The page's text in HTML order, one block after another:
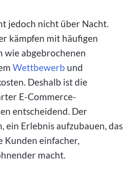
jedoch nicht über Nacht.
kämpfen mit häufigen
wie abgebrochenen
Wettbewerb und
Deshalb ist die
E-Commerce-
entscheidend. Der
ein Erlebnis aufzubauen, das
Kunden einfacher,
macht.